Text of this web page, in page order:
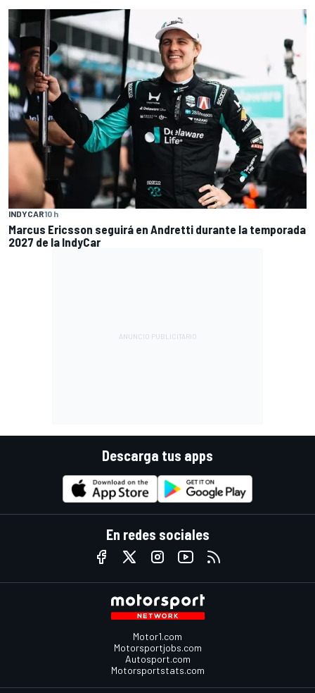
INDYCAR10 h
Marcus Ericsson seguirá en Andretti durante la temporada
2027 de la IndyCar
Descarga tus apps
En redes sociales
Motor1.com
Motorsportjobs.com
Autosport.com
Motorsportstats.com